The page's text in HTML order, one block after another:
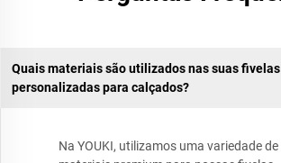
Quais materiais são utilizados nas suas fivelas
personalizadas para calçados?
Na YOUKI, utilizamos uma variedade de